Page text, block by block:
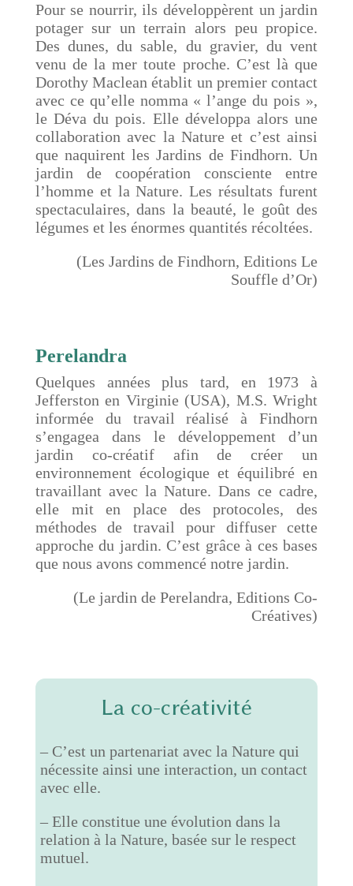
Pour se nourrir, ils développèrent un jardin
potager sur un terrain alors peu propice.
Des dunes, du sable, du gravier, du vent
venu de la mer toute proche. C’est là que
Dorothy Maclean établit un premier contact
avec ce qu’elle nomma « l’ange du pois »,
le Déva du pois. Elle développa alors une
collaboration avec la Nature et c’est ainsi
que naquirent les Jardins de Findhorn. Un
jardin de coopération consciente entre
l’homme et la Nature. Les résultats furent
spectaculaires, dans la beauté, le goût des
légumes et les énormes quantités récoltées.
(Les Jardins de Findhorn, Editions Le
Souffle d’Or)
Perelandra
Quelques années plus tard, en 1973 à
Jefferston en Virginie (USA), M.S. Wright
informée du travail réalisé à Findhorn
s’engagea dans le développement d’un
jardin co-créatif afin de créer un
environnement écologique et équilibré en
travaillant avec la Nature. Dans ce cadre,
elle mit en place des protocoles, des
méthodes de travail pour diffuser cette
approche du jardin. C’est grâce à ces bases
que nous avons commencé notre jardin.
(Le jardin de Perelandra, Editions Co-
Créatives)
La co-créativité
– C’est un partenariat avec la Nature qui
nécessite ainsi une interaction, un contact
avec elle.
– Elle constitue une évolution dans la
relation à la Nature, basée sur le respect
mutuel.